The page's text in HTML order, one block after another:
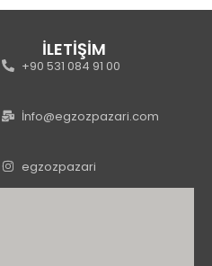
İLETİŞİM
+90 531 084 91 00
İnfo@egzozpazari.com
egzozpazari